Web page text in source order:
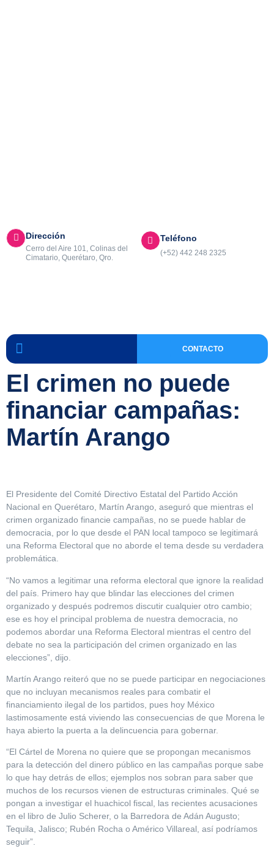
Dirección
Cerro del Aire 101, Colinas del
Cimatario, Querétaro, Qro.
Teléfono
(+52) 442 248 2325
CONTACTO
El crimen no puede
financiar campañas:
Martín Arango
El Presidente del Comité Directivo Estatal del Partido Acción
Nacional en Querétaro, Martín Arango, aseguró que mientras el
crimen organizado financie campañas, no se puede hablar de
democracia, por lo que desde el PAN local tampoco se legitimará
una Reforma Electoral que no aborde el tema desde su verdadera
problemática.
“No vamos a legitimar una reforma electoral que ignore la realidad
del país. Primero hay que blindar las elecciones del crimen
organizado y después podremos discutir cualquier otro cambio;
ese es hoy el principal problema de nuestra democracia, no
podemos abordar una Reforma Electoral mientras el centro del
debate no sea la participación del crimen organizado en las
elecciones”, dijo.
Martín Arango reiteró que no se puede participar en negociaciones
que no incluyan mecanismos reales para combatir el
financiamiento ilegal de los partidos, pues hoy México
lastimosamente está viviendo las consecuencias de que Morena le
haya abierto la puerta a la delincuencia para gobernar.
“El Cártel de Morena no quiere que se propongan mecanismos
para la detección del dinero público en las campañas porque sabe
lo que hay detrás de ellos; ejemplos nos sobran para saber que
muchos de los recursos vienen de estructuras criminales. Qué se
pongan a investigar el huachicol fiscal, las recientes acusaciones
en el libro de Julio Scherer, o la Barredora de Adán Augusto;
Tequila, Jalisco; Rubén Rocha o Américo Villareal, así podríamos
seguir”.